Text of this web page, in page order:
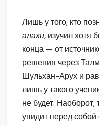
Лишь у того, кто
алахи, изучил хотя
конца — от
решения через
Шульхан-Арух и
лишь у такого
не будет.
увидит перед собой